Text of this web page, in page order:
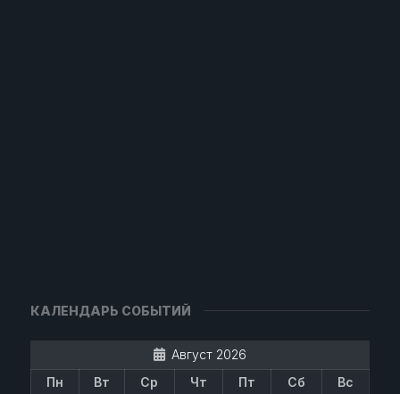
КАЛЕНДАРЬ СОБЫТИЙ
Август 2026
Пн
Вт Ср Чт Пт Сб
Вс